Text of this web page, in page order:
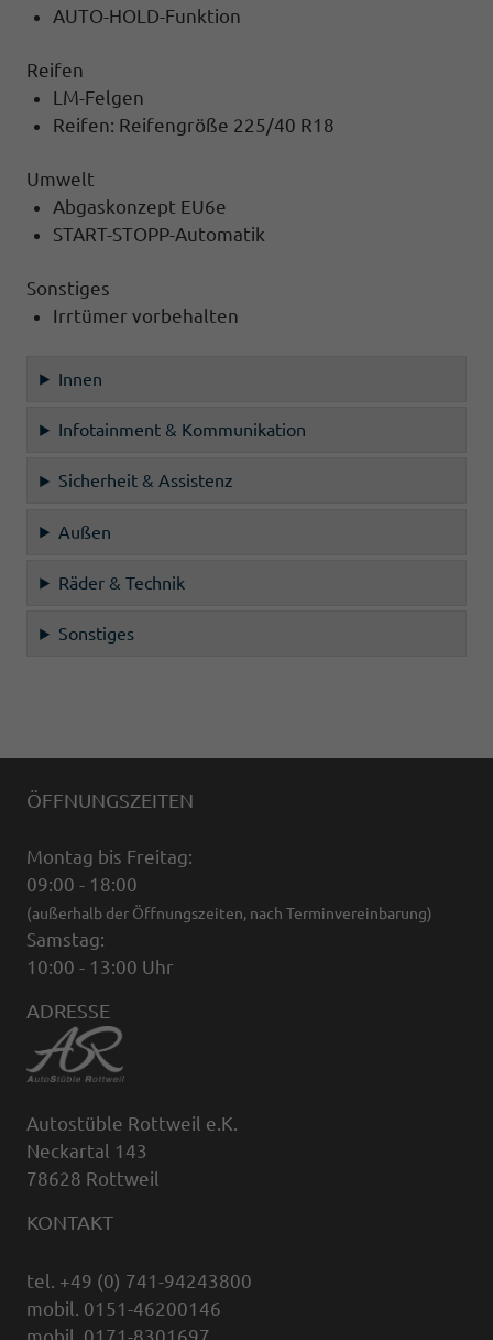
AUTO-HOLD-Funktion
Reifen
LM-Felgen
Reifen: Reifengröße 225/40 R18
Umwelt
Abgaskonzept EU6e
START-STOPP-Automatik
Sonstiges
Irrtümer vorbehalten
Innen
Infotainment & Kommunikation
Sicherheit & Assistenz
Außen
Räder & Technik
Sonstiges
ÖFFNUNGSZEITEN
Montag bis Freitag:
09:00 - 18:00
(außerhalb der Öffnungszeiten, nach Terminvereinbarung)
Samstag:
10:00 - 13:00 Uhr
ADRESSE
Autostüble Rottweil e.K.
Neckartal 143
78628 Rottweil
KONTAKT
tel. +49 (0) 741-94243800
mobil. 0151-46200146